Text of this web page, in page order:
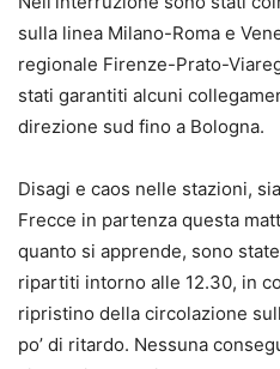
sulla linea Milano-Roma e
regionale Firenze-Prato-
stati garantiti alcuni
direzione sud fino a Bologna.
Disagi e caos nelle stazioni,
Frecce in partenza questa
quanto si apprende, sono
ripartiti intorno alle 12.30, in
ripristino della circolazione
po’ di ritardo. Nessuna